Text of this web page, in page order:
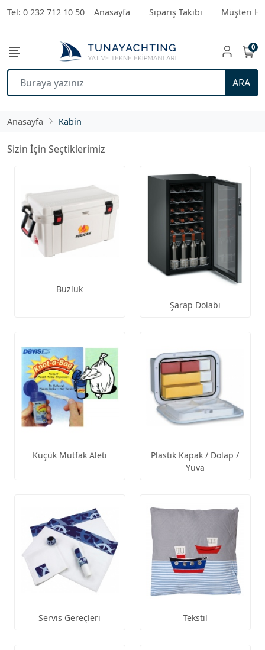
Tel: 0 232 712 10 50 Anasayfa Sipariş Takibi Müşteri
ARA
0
Anasayfa Kabin
Sizin İçin Seçtiklerimiz
Buzluk
Şarap Dolabı
Küçük Mutfak Aleti
Plastik Kapak / Dolap /
Yuva
Servis Gereçleri Tekstil